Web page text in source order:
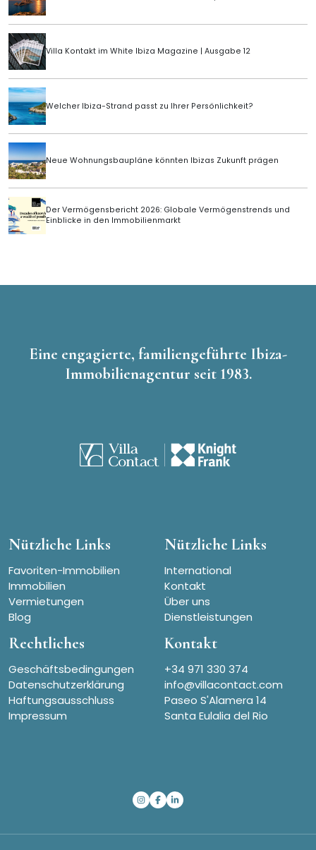
Villa Kontakt im White Ibiza Magazine | Ausgabe 12
Welcher Ibiza-Strand passt zu Ihrer Persönlichkeit?
Neue Wohnungsbaupläne könnten Ibizas Zukunft prägen
Der Vermögensbericht 2026: Globale Vermögenstrends und
Einblicke in den Immobilienmarkt
Eine engagierte, familiengeführte Ibiza-
Immobilienagentur seit 1983.
Nützliche Links
Favoriten-Immobilien
Immobilien
Vermietungen
Blog
Nützliche Links
International
Kontakt
Über uns
Dienstleistungen
Rechtliches
Geschäftsbedingungen
Datenschutzerklärung
Haftungsausschluss
Impressum
Kontakt
+34 971 330 374
info@villacontact.com
Paseo S'Alamera 14
Santa Eulalia del Rio